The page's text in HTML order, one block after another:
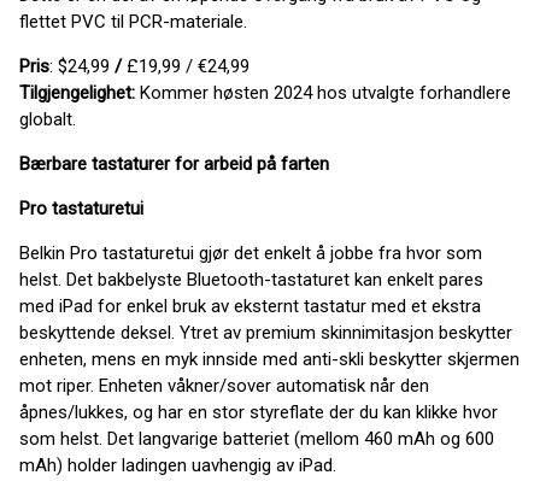
flettet PVC til PCR-materiale.
Pris: $24,99 / £19,99 / €24,99
Tilgjengelighet: Kommer høsten 2024 hos utvalgte forhandlere
globalt.
Bærbare tastaturer for arbeid på farten
Pro tastaturetui
Belkin Pro tastaturetui gjør det enkelt å jobbe fra hvor som
helst. Det bakbelyste Bluetooth-tastaturet kan enkelt pares
med iPad for enkel bruk av eksternt tastatur med et ekstra
beskyttende deksel. Ytret av premium skinnimitasjon beskytter
enheten, mens en myk innside med anti-skli beskytter skjermen
mot riper. Enheten våkner/sover automatisk når den
åpnes/lukkes, og har en stor styreflate der du kan klikke hvor
som helst. Det langvarige batteriet (mellom 460 mAh og 600
mAh) holder ladingen uavhengig av iPad.